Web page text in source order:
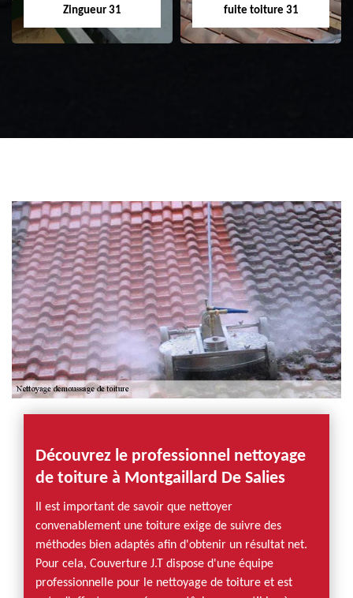
Zingueur 31
fuite toiture 31
Découvrez le professionnel nettoyage
de toiture à Montgaillard De Salies
Il est important de savoir que nettoyer
convenablement une toiture exige de suivre des
méthodes bien adaptés afin d'obtenir un résultat net.
Pour cela, Couverture J.T dispose d'une équipe
professionnelle pour le nettoyage de toiture et est